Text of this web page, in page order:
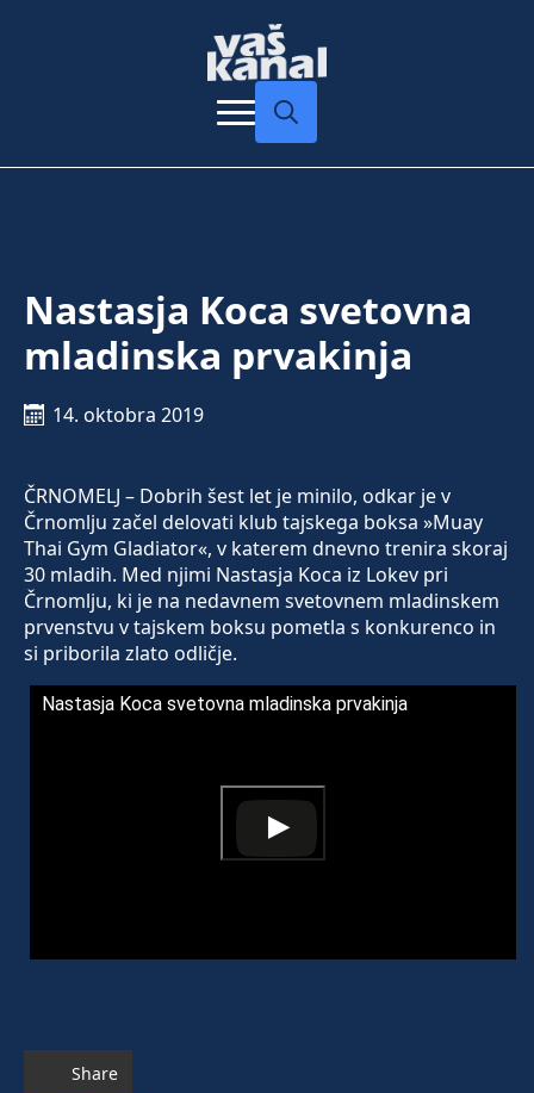
Nastasja Koca svetovna
mladinska prvakinja
14. oktobra 2019
ČRNOMELJ – Dobrih šest let je minilo, odkar je v
Črnomlju začel delovati klub tajskega boksa »Muay
Thai Gym Gladiator«, v katerem dnevno trenira skoraj
30 mladih. Med njimi Nastasja Koca iz Lokev pri
Črnomlju, ki je na nedavnem svetovnem mladinskem
prvenstvu v tajskem boksu pometla s konkurenco in
si priborila zlato odličje.
Nastasja Koca svetovna mladinska prvakinja
Share